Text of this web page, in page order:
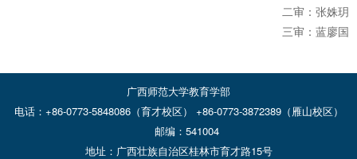
二审：张姝玥
三审：蓝廖国
广西师范大学教育学部
电话：+86-0773-5848086（育才校区） +86-0773-3872389（雁山校区）
邮编：541004
地址：广西壮族自治区桂林市育才路15号